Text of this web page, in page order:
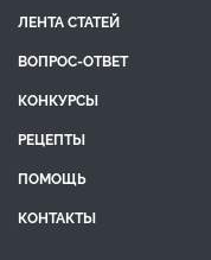
ЛЕНТА СТАТЕЙ
ВОПРОС-ОТВЕТ
КОНКУРСЫ
РЕЦЕПТЫ
ПОМОЩЬ
КОНТАКТЫ